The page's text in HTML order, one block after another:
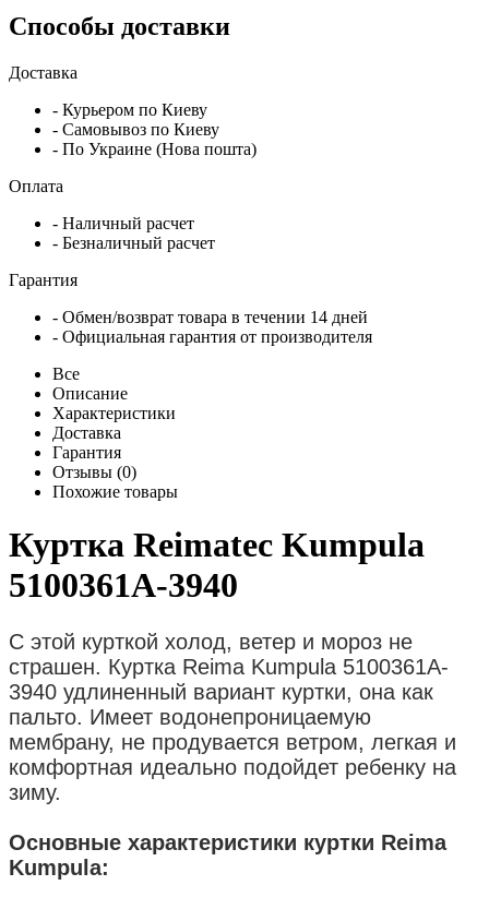
Способы доставки
Доставка
- Курьером по Киеву
- Самовывоз по Киеву
- По Украине (Нова пошта)
Оплата
- Наличный расчет
- Безналичный расчет
Гарантия
- Обмен/возврат товара в течении 14 дней
- Официальная гарантия от производителя
Все
Описание
Характеристики
Доставка
Гарантия
Отзывы (0)
Похожие товары
Куртка Reimatec Kumpula
5100361A-3940
С этой курткой холод, ветер и мороз не
страшен. Куртка Reima Kumpula 5100361A-
3940 удлиненный вариант куртки, она как
пальто. Имеет водонепроницаемую
мембрану, не продувается ветром, легкая и
комфортная идеально подойдет ребенку на
зиму.
Основные характеристики куртки Reima
Kumpula: